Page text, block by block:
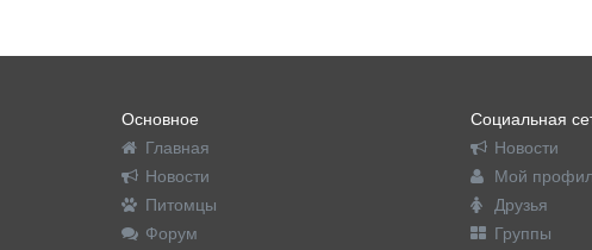
Основное
Главная
Новости
Питомцы
Форум
Социальная
Новости
Мой
Друзья
Группы